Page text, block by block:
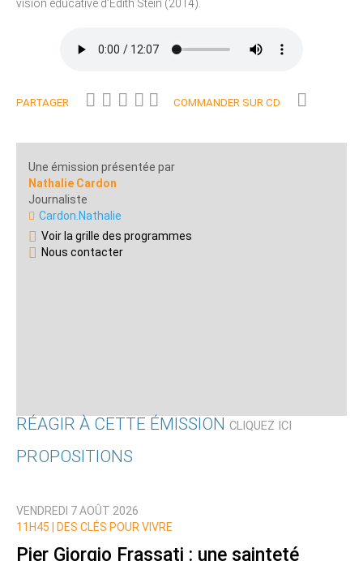
vision éducative d’Édith Stein (2014).
PARTAGER COMMANDER SUR CD
Une émission présentée par
Nathalie Cardon
Journaliste
Cardon.Nathalie
Voir la grille des programmes
Nous contacter
RÉAGIR À CETTE ÉMISSION CLIQUEZ ICI
Nom
PROPOSITIONS
VENDREDI 7 AOÛT 2026
11H45 |
DES CLÉS POUR VIVRE
Pier Giorgio Frassati : une sainteté